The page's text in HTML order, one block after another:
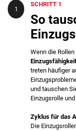
1
SCHRITT 1
So
Wenn die Rollen
treten häufiger
und tauschen
Einzugsrolle
Zyklus für das
Die